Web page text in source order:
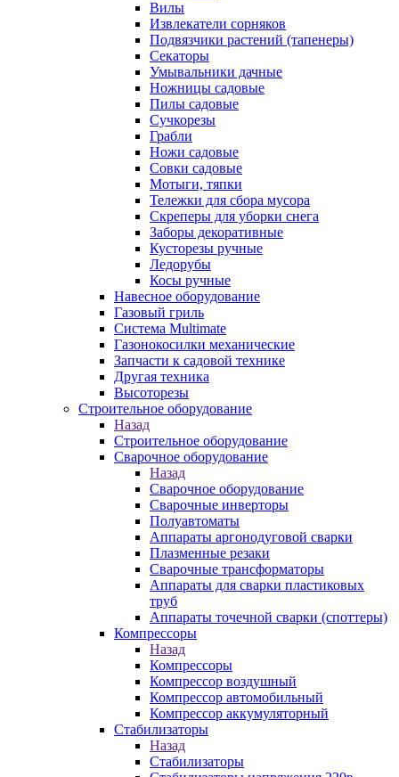
Вилы
Извлекатели сорняков
Подвязчики растений (тапенеры)
Секаторы
Умывальники дачные
Ножницы садовые
Пилы садовые
Сучкорезы
Грабли
Ножи садовые
Совки садовые
Мотыги, тяпки
Тележки для сбора мусора
Скреперы для уборки снега
Заборы декоративные
Кусторезы ручные
Ледорубы
Косы ручные
Навесное оборудование
Газовый гриль
Система Multimate
Газонокосилки механические
Запчасти к садовой технике
Другая техника
Высоторезы
Строительное оборудование
Назад
Строительное оборудование
Сварочное оборудование
Назад
Сварочное оборудование
Сварочные инверторы
Полуавтоматы
Аппараты аргонодуговой сварки
Плазменные резаки
Сварочные трансформаторы
Аппараты для сварки пластиковых
труб
Аппараты точечной сварки (споттеры)
Компрессоры
Назад
Компрессоры
Компрессор воздушный
Компрессор автомобильный
Компрессор аккумуляторный
Стабилизаторы
Назад
Стабилизаторы